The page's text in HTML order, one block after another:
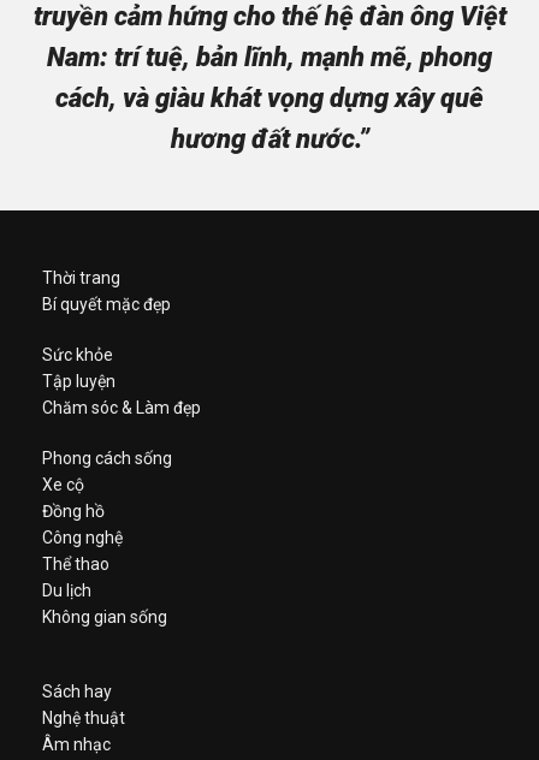
truyền cảm hứng cho thế hệ đàn ông Việt
Nam: trí tuệ, bản lĩnh, mạnh mẽ, phong
cách, và giàu khát vọng dựng xây quê
hương đất nước.”
Thời trang
Bí quyết mặc đẹp
Sức khỏe
Tập luyện
Chăm sóc & Làm đẹp
Phong cách sống
Xe cộ
Đồng hồ
Công nghệ
Thể thao
Du lịch
Không gian sống
Sách hay
Nghệ thuật
Âm nhạc